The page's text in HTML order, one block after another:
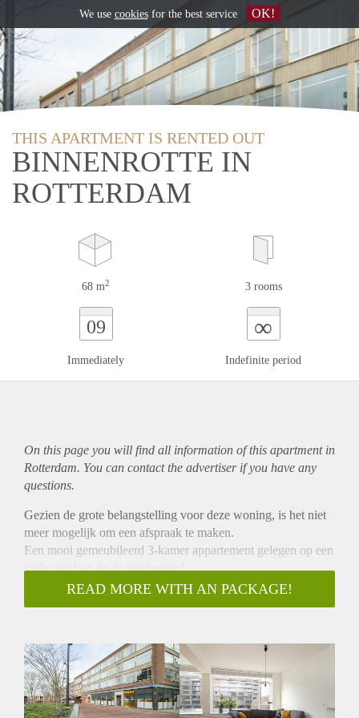
THIS APARTMENT IS RENTED OUT
BINNENROTTE IN
ROTTERDAM
68 m2 3 rooms
09
Immediately
∞
Indefinite period
On this page you will find all information of this apartmentin
Rotterdam. You can contact the advertiser if you have any
questions.
Gezien de grote belangstelling voor deze woning, is het niet
meer mogelijk om een afspraak te maken.
Een mooi gemeubileerd 3-kamer appartement gelegen op een
toplocatie! op de 2e verdieping!
De locatie van de woning is geweldig. Cafés, restaurants,
lunchzaken, winkels, kunst en cultuur, de markt en de
nabijgelegen supermarkten.
Indeling 2e verdieping:
Entree, ruime hal, apart toilet met fonteintje, mooie gezellige
lichte woonkamer met laminaatvloer, keuken met
READ MORE WITH AN PACKAGE!
We use cookiesfor the best service OK!